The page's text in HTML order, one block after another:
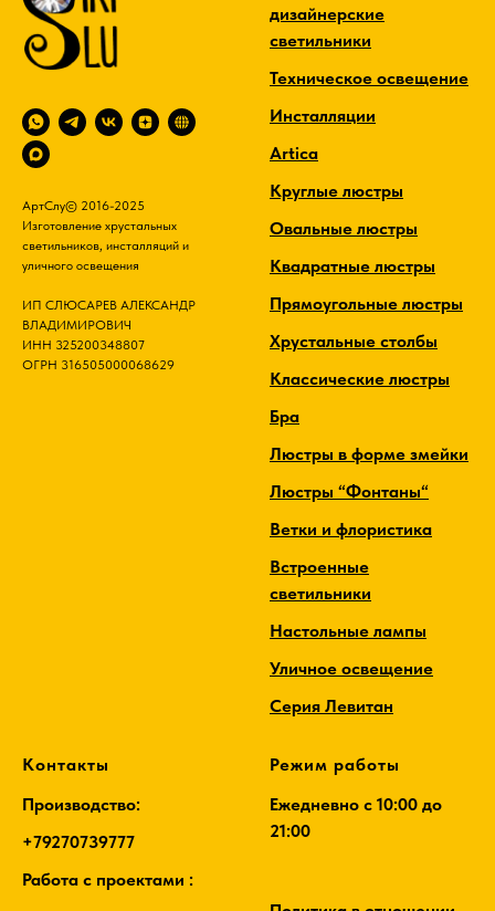
АртСлу© 2016-2025
Изготовление хрустальных
светильников, инсталляций и
уличного освещения
ИП СЛЮСАРЕВ АЛЕКСАНДР
ВЛАДИМИРОВИЧ
ИНН 325200348807
ОГРН 316505000068629
дизайнерские
светильники
Техническое освещение
Инсталляции
Artica
Круглые люстры
Овальные люстры
Квадратные люстры
Прямоугольные люстры
Хрустальные столбы
Классические люстры
Бра
Люстры в форме змейки
Люстры “Фонтаны“
Ветки и флористика
Встроенные
светильники
Настольные лампы
Уличное освещение
Серия Левитан
Контакты
Производство:
+79270739777
Работа с проектами :
Режим работы
Ежедневно c 10:00 до
21:00